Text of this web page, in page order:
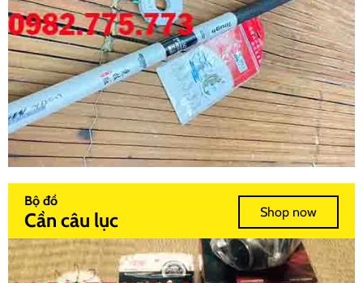
Bộ đồ
Cần câu lục Shop now